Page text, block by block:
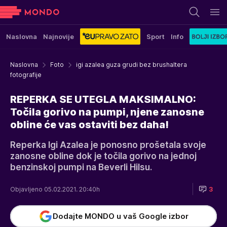
Naslovna Najnovije Sport Info
Naslovna Foto
igi azalea guza grudi bez brushaltera
fotografije
REPERKA SE UTEGLA MAKSIMALNO:
Točila gorivo na pumpi, njene zanosne
obline će vas ostaviti bez daha!
Reperka Igi Azalea je ponosno prošetala svoje
zanosne obline dok je točila gorivo na jednoj
benzinskoj pumpi na Beverli Hilsu.
Objavljeno 05.02.2021. 20:40h 3
Dodajte MONDO u vaš Google izbor